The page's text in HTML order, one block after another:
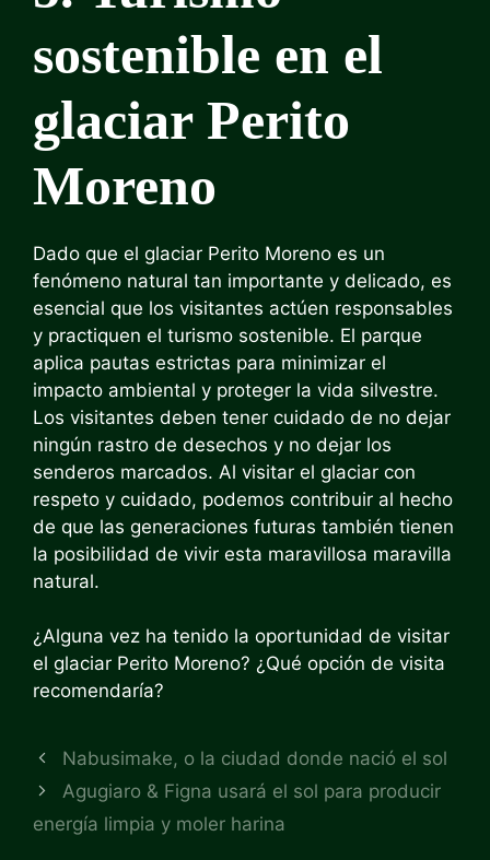
sostenible en el
glaciar Perito
Moreno
Dado que el glaciar Perito Moreno es un
fenómeno natural tan importante y delicado, es
esencial que los visitantes actúen responsables
y practiquen el turismo sostenible. El parque
aplica pautas estrictas para minimizar el
impacto ambiental y proteger la vida silvestre.
Los visitantes deben tener cuidado de no dejar
ningún rastro de desechos y no dejar los
senderos marcados. Al visitar el glaciar con
respeto y cuidado, podemos contribuir al hecho
de que las generaciones futuras también tienen
la posibilidad de vivir esta maravillosa maravilla
natural.
¿Alguna vez ha tenido la oportunidad de visitar
el glaciar Perito Moreno? ¿Qué opción de visita
recomendaría?
Nabusimake, o la ciudad donde nació el sol
Agugiaro & Figna usará el sol para producir
energía limpia y moler harina